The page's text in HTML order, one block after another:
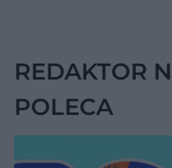
REDAKTOR
POLECA